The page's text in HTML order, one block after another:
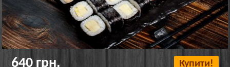
640 грн. Купити!